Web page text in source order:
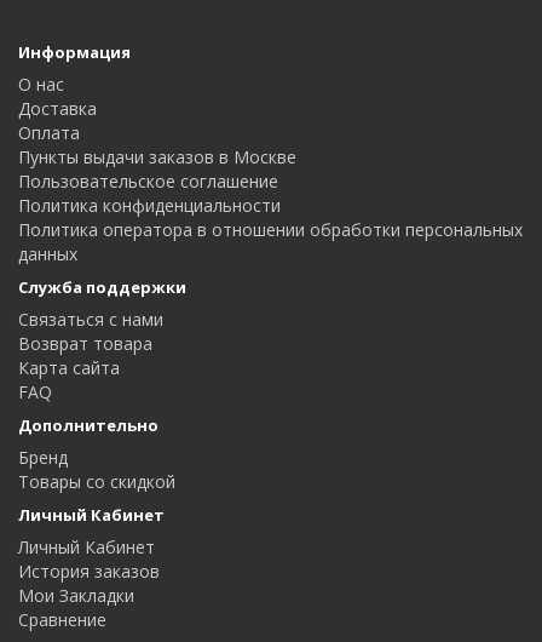
Информация
О нас
Доставка
Оплата
Пункты выдачи заказов в Москве
Пользовательское соглашение
Политика конфиденциальности
Политика оператора в отношении обработки персональных
данных
Служба поддержки
Связаться с нами
Возврат товара
Карта сайта
FAQ
Дополнительно
Бренд
Товары со скидкой
Личный Кабинет
Личный Кабинет
История заказов
Мои Закладки
Сравнение